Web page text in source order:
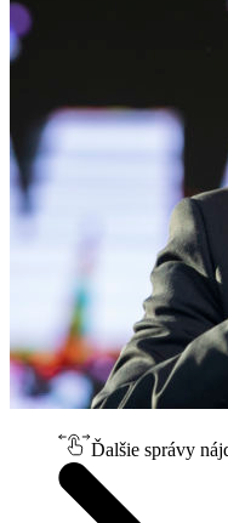
Ďalšie správy